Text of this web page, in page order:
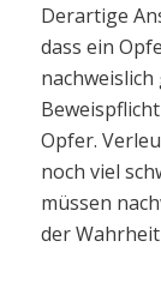
Derartige
dass ein
Opfer.
noch viel
müssen
der